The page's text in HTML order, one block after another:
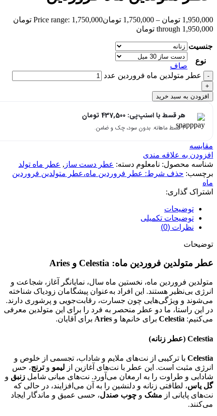
1,950,000 تومان –
1,750,000 تومان
Price range: 1,750,000 تومان
through 1,950,000 تومان
جنسیت
نوع
صاف
عطر متولدین ماه فروردین عدد
افزودن به سبد خرید
هر قسط با اسنپ‌پی: 437,500 تومان
۴ قسط ماهانه. بدون سود، چک و ضامن.
مقایسه
افزودن به علاقه مندی
شناسه محصول: نامعلوم دسته: عطر دست ساز , عطر ماه تولد
برچسب: حذف شرط: عطر فروردین ماه،عطر متولدین فروردین
ماه
اشتراک گذاری:
توضیحات
توضیحات تکمیلی
نظرات (0)
توضیحات
عطر متولدین فروردین ماه: Celestia و Aries
متولدین فروردین ماه، نخستین ماه سال، نمایانگر آغاز، شجاعت و
انرژی بی‌نظیر هستند. این افراد به‌عنوان پیشگامان زودیاک شناخته
می‌شوند و ویژگی‌هایی چون جسارت، رقابت‌جویی و پرشوری دارند.
در این راستا، ما دو عطر منحصر به فرد را برای این متولدین معرفی
می‌کنیم: Celestia برای خانم‌ها و Aries برای آقایان.
Celestia (عطر زنانه)
Celestia با ترکیبی از نت‌های ملایم و شاداب، تجسمی از خلوص و
انرژی مثبت است. این عطر با نت‌های آغازین از لیمو وترنج، حس
شادابی و طراوت را به ارمغان می‌آورد. نت‌های میانی شامل زنبق و
گل یاس، لطافتی زنانه و دلنشین را به آن می‌افزایند، در حالی که
نت‌های پایانی از مشک و چوب صندل، حسی عمیق و ماندگار ایجاد
می‌کنند.